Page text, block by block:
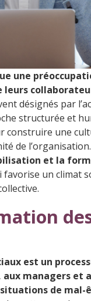
une
leurs
désignés par
structurée et
construire une
de
et la
un climat
est un
managers et
de mal-